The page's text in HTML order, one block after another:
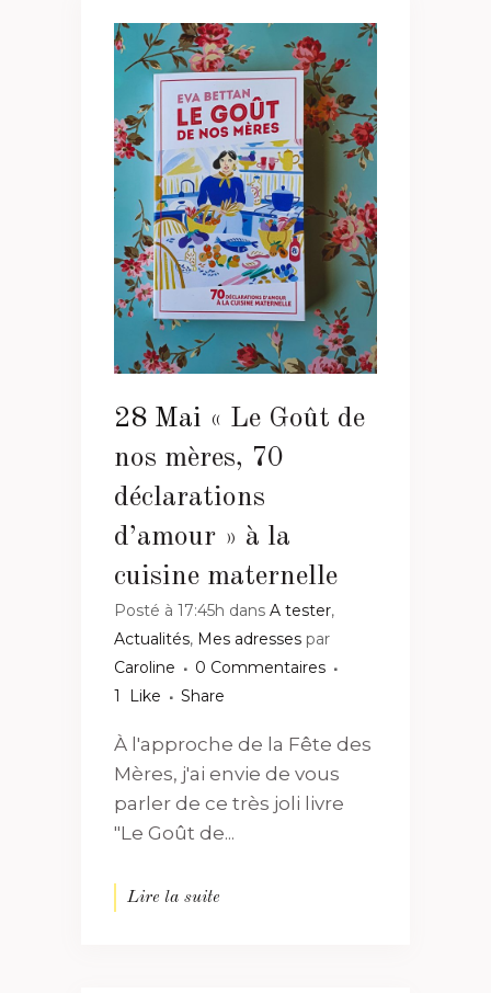
28 Mai « Le Goût de
nos mères, 70
déclarations
d’amour » à la
cuisine maternelle
Posté à 17:45h dans A tester,
Actualités, Mes adresses par
Caroline
0 Commentaires
1
Like Share
À l'approche de la Fête des
Mères, j'ai envie de vous
parler de ce très joli livre
"Le Goût de...
Lire la suite